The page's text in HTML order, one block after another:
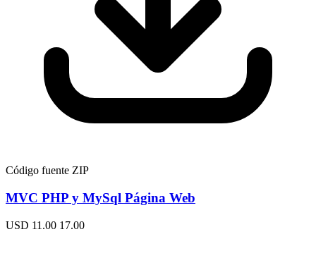
Código fuente ZIP
MVC PHP y MySql Página Web
USD 11.00 17.00